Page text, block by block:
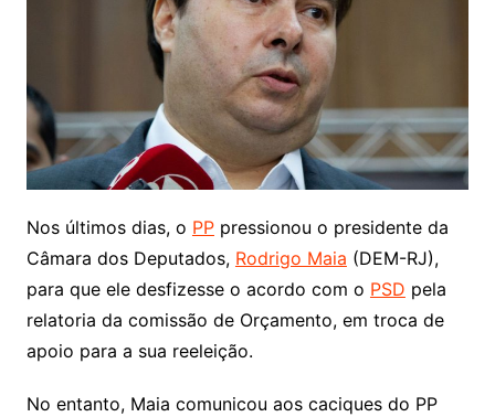
Nos últimos dias, o PPpressionou o presidente da
Câmara dos Deputados, Rodrigo Maia (DEM-RJ),
para que ele desfizesse o acordo com o PSD pela
relatoria da comissão de Orçamento, em troca de
apoio para a sua reeleição.
No entanto, Maia comunicou aos caciques do PP